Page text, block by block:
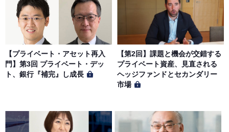
【プライベート・アセット再入
門】第3回 プライベート・デッ
ト、銀行『補完』し成長
【第2回】課題と機会が交錯する
プライベート資産、見直される
ヘッジファンドとセカンダリー
市場